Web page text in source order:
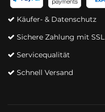
Käufer- & Datenschutz
Sichere Zahlung mit SSL
Servicequalität
Schnell Versand